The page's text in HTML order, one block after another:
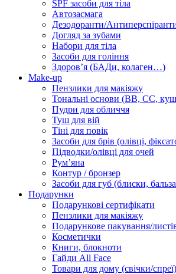
SPF засоби для тіла
Автозасмага
Дезодоранти/
Догляд за зубами
Набори для тіла
Засоби для гоління
Здоровʼя (БАДи, колаген…)
Make-up
Пензлики для макіяжу
Тональні основи (BB, CC,
Пудри для обличчя
Туш для вій
Тіні для повік
Засоби для брів (олівці,
Підводки/олівці для очей
Румʼяна
Контур / бронзер
Засоби для губ (блиски,
Подарунки
Подарункові сертифікати
Пензлики для макіяжу
Подарункове пакування/
Косметички
Книги, блокноти
Гайди All Face
Товари для дому (свічки/спреї)